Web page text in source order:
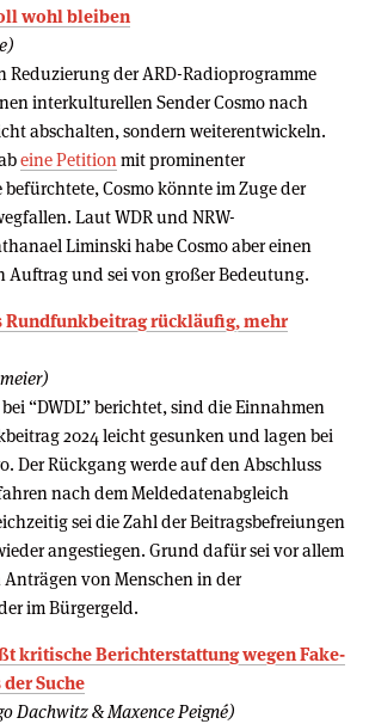
wohl bleiben
Reduzierung der ARD-Radioprogramme
interkulturellen Sender Cosmo nach
abschalten, sondern weiterentwickeln.
eine Petition mit prominenter
Cosmo könnte im Zuge der
Laut WDR und NRW-
Liminski habe Cosmo aber einen
Auftrag und sei von großer Bedeutung.
Rundfunkbeitrag rückläufig, mehr
“DWDL” berichtet, sind die Einnahmen
2024 leicht gesunken und lagen bei
Der Rückgang werde auf den Abschluss
nach dem Meldedatenabgleich
sei die Zahl der Beitragsbefreiungen
angestiegen. Grund dafür sei vor allem
von Menschen in der
im Bürgergeld.
kritische Berichterstattung wegen Fake-
Suche
Dachwitz & Maxence Peigné)